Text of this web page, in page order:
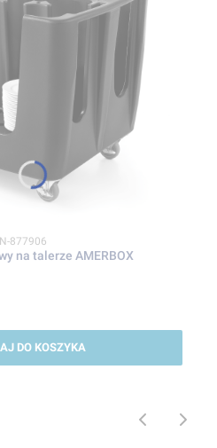
produktu
877906
na talerze AMERBOX
DO KOSZYKA